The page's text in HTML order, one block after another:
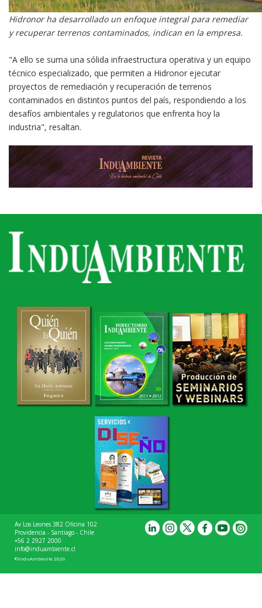
Hidronor ha desarrollado un enfoque integral para remediar
y recuperar terrenos contaminados, indican en la empresa.
"A ello se suma una sólida infraestructura operativa y un equipo
técnico especializado, que permiten a Hidronor ejecutar
proyectos de remediación y recuperación de terrenos
contaminados en distintos puntos del país, respondiendo a los
desafíos ambientales y regulatorios que enfrenta hoy la
industria", resaltan.
Av Los Leones 382 Oficina 102
Providencia - Santiago - Chile
+56 2 2927 2000
info@induambiente.cl
©InduAmbiente 2026